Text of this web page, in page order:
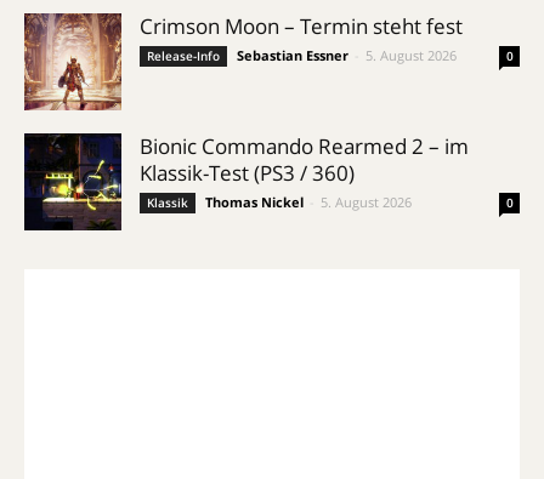
Crimson Moon – Termin steht fest
Release-Info Sebastian Essner 5. August 2026 0
Bionic Commando Rearmed 2 – im
Klassik-Test (PS3 / 360)
Klassik Thomas Nickel 5. August 2026 0